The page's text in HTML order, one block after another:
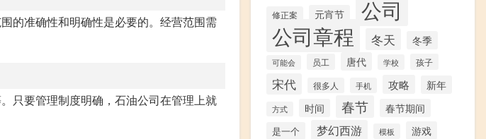
的准确性和明确性是必要的。经营范围需
只要管理制度明确，石油公司在管理上就
修正案 元宵节 公司
公司章程 冬天 冬季
可能会 员工 唐代 学校 孩子
宋代 很多人 手机 攻略 新年
方式 时间 春节 春节期间
是一个 梦幻西游 模板 游戏